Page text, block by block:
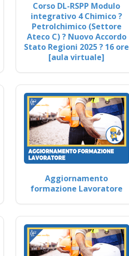
Corso DL-RSPP Modulo
integrativo 4 Chimico ?
Petrolchimico (Settore
Ateco C) ? Nuovo Accordo
Stato Regioni 2025 ? 16 ore
[aula virtuale]
Aggiornamento
formazione Lavoratore